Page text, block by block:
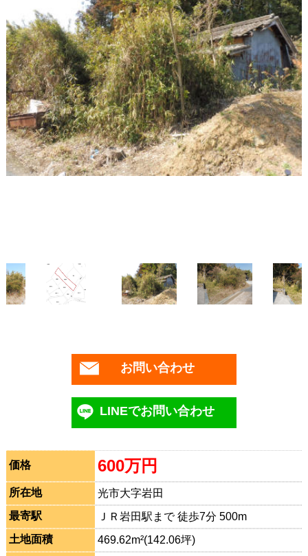
お問い合わせ
LINEでお問い合わせ
価格 600万円
所在地
光市大字岩田
最寄駅
ＪＲ岩田駅まで 徒歩7分 500m
土地面積
469.62m²(142.06坪)